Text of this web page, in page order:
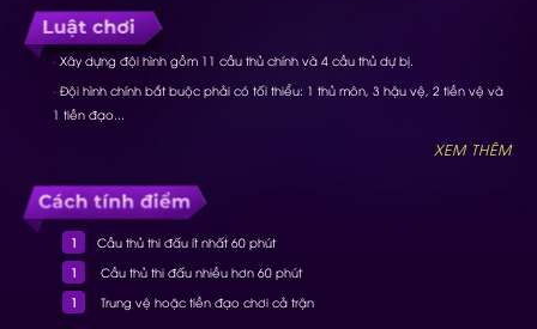
- Xây dựng đội hình gồm 11 cầu thủ chính và 4 cầu thủ dự bị.
- Đội hình chính bắt buộc phải có tối thiểu: 1 thủ môn, 3 hậu vệ, 2 tiền vệ và
1 tiền đạo...
XEM THÊM
1
Cầu thủ thi đấu ít nhất 60 phút
1
Cầu thủ thi đấu nhiều hơn 60 phút
1
Trung vệ hoặc tiền đạo chơi cả trận